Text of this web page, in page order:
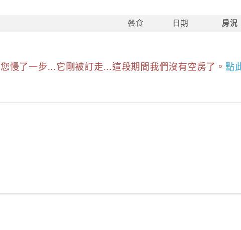
餐食 日期 房況
您慢了一步...它剛被訂走...這段期間我們沒有空房了。 點